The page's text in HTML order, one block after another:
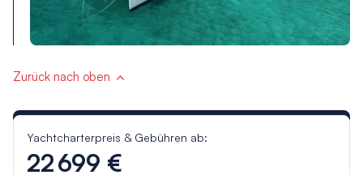
Zurück nach oben
Yachtcharterpreis & Gebühren ab:
22 699 €